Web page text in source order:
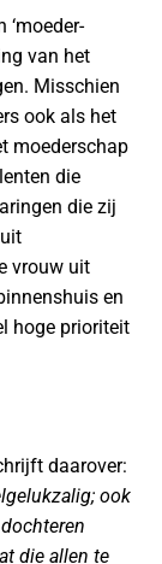
‘moeder-
van het
Misschien
ook als het
moederschap
die
die zij
vrouw uit
en
hoge prioriteit
daarover:
ook
die allen te